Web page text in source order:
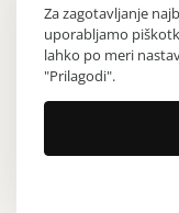
Vinarji
Regije
Copyright © 2024
Izdelava spletne strani
Za zagotavljanje
uporabljamo
lahko po meri
"Prilagodi".